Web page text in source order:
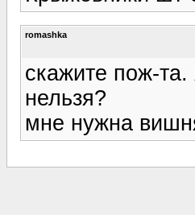
romashka
скажите пож-
нельзя?
мне нужна